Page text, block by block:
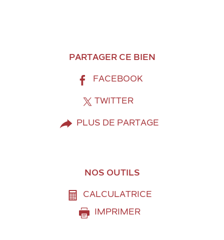
PARTAGER CE BIEN
FACEBOOK
TWITTER
PLUS DE PARTAGE
NOS OUTILS
CALCULATRICE
IMPRIMER